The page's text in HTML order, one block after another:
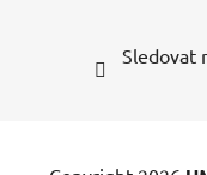
Sledovat